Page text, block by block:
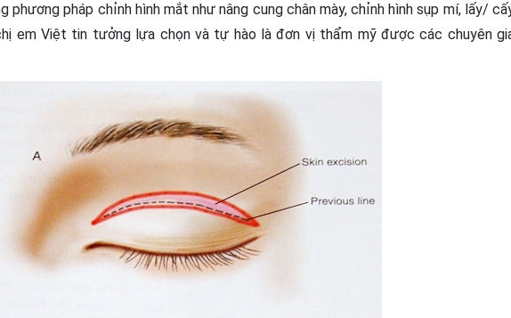
phương pháp chỉnh hình mắt như nâng cung chân mày, chỉnh hình sụp mí, lấy/
em Việt tin tưởng lựa chọn và tự hào là đơn vị thẩm mỹ được các chuyên